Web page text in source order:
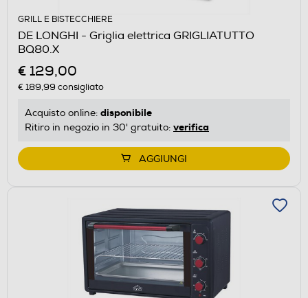
GRILL E BISTECCHIERE
DE LONGHI - Griglia elettrica GRIGLIATUTTO
BQ80.X
€ 129,00
€ 189,99 consigliato
Acquisto online: disponibile
Ritiro in negozio in 30' gratuito: verifica
AGGIUNGI